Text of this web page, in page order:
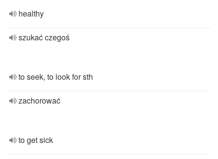
healthy
szukać czegoś
to seek, to look for sth
zachorować
to get sick